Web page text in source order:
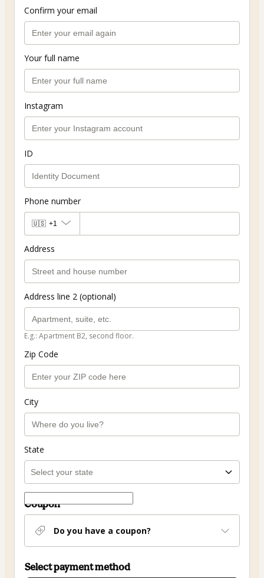
Confirm your email
Your full name
Instagram
ID
Phone number
🇺🇸 +1
Address
Address line 2 (optional)
E.g.: Apartment B2, second floor.
Zip Code
City
State
Coupon
Do you have a coupon?
Select payment method